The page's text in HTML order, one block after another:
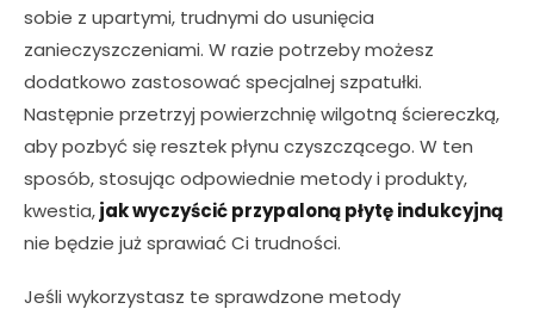
sobie z upartymi, trudnymi do usunięcia
zanieczyszczeniami. W razie potrzeby możesz
dodatkowo zastosowaćspecjalnej szpatułki.
Następnie przetrzyj powierzchnię wilgotną ściereczką,
aby pozbyć się resztek płynu czyszczącego. W ten
sposób, stosując odpowiednie metody i produkty,
kwestia,jak wyczyścić przypaloną płytę indukcyjną
nie będzie już sprawiać Ci trudności.
Jeśli wykorzystasz te sprawdzone metody